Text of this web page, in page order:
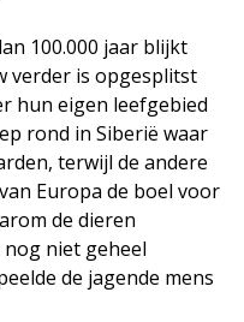
100.000 jaar blijkt
verder is opgesplitst
hun eigen leefgebied
rond in Siberië waar
terwijl de andere
Europa de boel voor
de dieren
niet geheel
de jagende mens